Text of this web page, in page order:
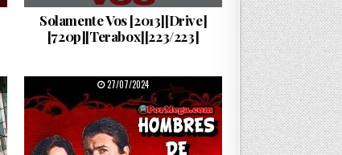
Solamente Vos [2013][Drive]
[720p][Terabox][223/223]
PUBLISHED DATE:
27/07/2024